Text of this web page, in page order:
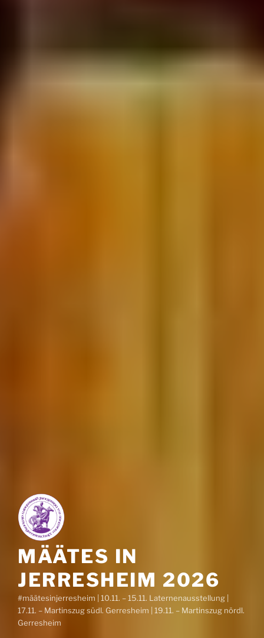
MÄÄTES IN
JERRESHEIM 2026
#määtesinjerresheim | 10.11. – 15.11. Laternenausstellung |
17.11. – Martinszug südl. Gerresheim | 19.11. – Martinszug nördl.
Gerresheim